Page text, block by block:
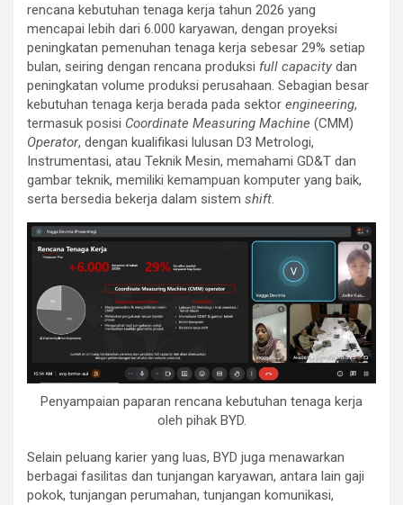
rencana kebutuhan tenaga kerja tahun 2026 yang
mencapai lebih dari 6.000 karyawan, dengan proyeksi
peningkatan pemenuhan tenaga kerja sebesar 29% setiap
bulan, seiring dengan rencana produksi full capacity dan
peningkatan volume produksi perusahaan. Sebagian besar
kebutuhan tenaga kerja berada pada sektor engineering,
termasuk posisi Coordinate Measuring Machine (CMM)
Operator, dengan kualifikasi lulusan D3 Metrologi,
Instrumentasi, atau Teknik Mesin, memahami GD&T dan
gambar teknik, memiliki kemampuan komputer yang baik,
serta bersedia bekerja dalam sistem shift
Penyampaian paparan rencana kebutuhan tenaga kerja
oleh pihak BYD.
Selain peluang karier yang luas, BYD juga menawarkan
berbagai fasilitas dan tunjangan karyawan, antara lain gaji
pokok, tunjangan perumahan, tunjangan komunikasi,